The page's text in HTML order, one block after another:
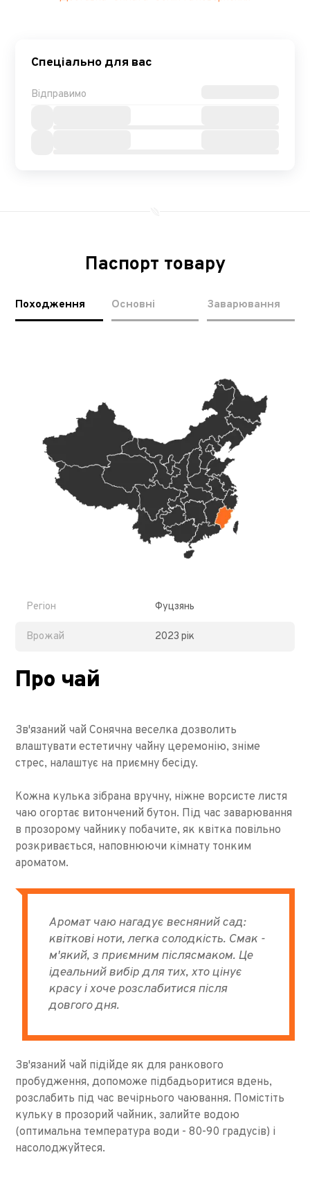
Спеціально для вас
Відправимо
Паспорт товару
Походження Основні Заварювання
Регіон Фуцзянь
Врожай 2023 рік
Про чай
Зв'язаний чай Сонячна веселка дозволить
влаштувати естетичну чайну церемонію, зніме
стрес, налаштує на приємну бесіду.
Кожна кулька зібрана вручну, ніжне ворсисте листя
чаю огортає витончений бутон. Під час заварювання
в прозорому чайнику побачите, як квітка повільно
розкривається, наповнюючи кімнату тонким
ароматом.
Аромат чаю нагадує весняний сад:
квіткові ноти, легка солодкість. Смак -
м'який, з приємним післясмаком. Це
ідеальний вибір для тих, хто цінує
красу і хоче розслабитися після
довгого дня.
Зв'язаний чай підійде як для ранкового
пробудження, допоможе підбадьоритися вдень,
розслабить під час вечірнього чаювання. Помістіть
кульку в прозорий чайник, залийте водою
(оптимальна температура води - 80-90 градусів) і
насолоджуйтеся.